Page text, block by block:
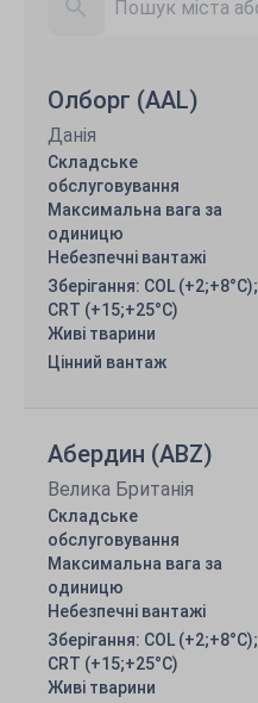
Олборг (AAL)
Данія
Складське
обслуговування
Максимальна вага за
одиницю
Небезпечні вантажі
Зберігання: COL (+2;+8°C);
CRT (+15;+25°C)
Живі тварини
Цінний вантаж
Абердин (ABZ)
Велика Британія
Складське
обслуговування
Максимальна вага за
одиницю
Небезпечні вантажі
Зберігання: COL (+2;+8°C);
CRT (+15;+25°C)
Живі тварини